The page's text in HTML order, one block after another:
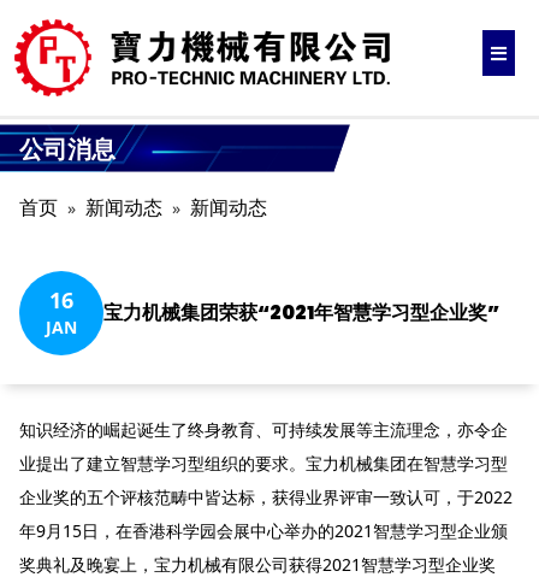
公司消息
首页 新闻动态 新闻动态
16
JAN
宝力机械集团荣获“2021年智慧学习型企业奖”
知识经济的崛起诞生了终身教育、可持续发展等主流理念，亦令企
业提出了建立智慧学习型组织的要求。宝力机械集团在智慧学习型
企业奖的五个评核范畴中皆达标，获得业界评审一致认可，于2022
年9月15日，在香港科学园会展中心举办的2021智慧学习型企业颁
奖典礼及晚宴上，宝力机械有限公司获得2021智慧学习型企业奖